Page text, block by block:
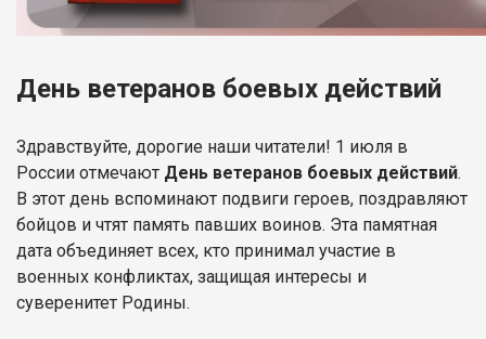
День ветеранов боевых действий
Здравствуйте, дорогие наши читатели! 1 июля в
России отмечают День ветеранов боевых действий.
В этот день вспоминают подвиги героев, поздравляют
бойцов и чтят память павших воинов. Эта памятная
дата объединяет всех, кто принимал участие в
военных конфликтах, защищая интересы и
суверенитет Родины.